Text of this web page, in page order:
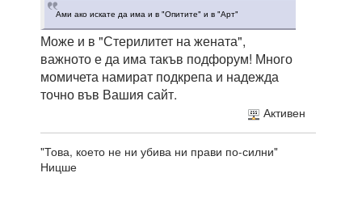
Ами ако искате да има и в "Опитите" и в "Арт"
Може и в "Стерилитет на жената",
важното е да има такъв подфорум! Много
момичета намират подкрепа и надежда
точно във Вашия сайт.
Активен
"Това, което не ни убива ни прави по-силни"
Ницше